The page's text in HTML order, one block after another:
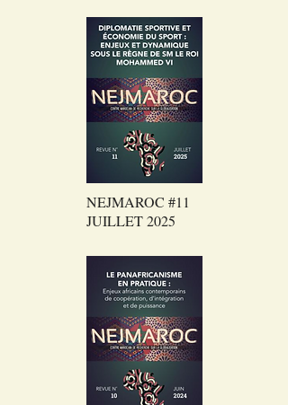
NEJMAROC #11
JUILLET 2025